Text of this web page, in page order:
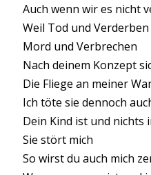
Auch wenn wir es nicht
Weil Tod und
Mord und Verbrechen
Nach deinem Konzept
Die Fliege an meiner
Ich töte sie dennoch
Dein Kind ist und nichts
Sie stört mich
So wirst du auch mich